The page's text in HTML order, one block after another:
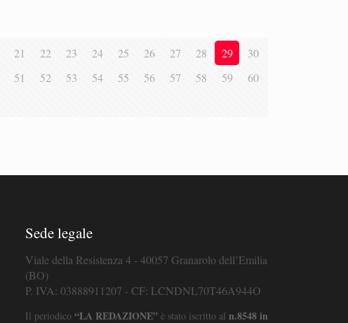
21 22 23 24 25 26 27 28 29
30
51 52 53 54 55 56 57 58 59
60
Sede legale
Viale della Resistenza 4 - 40057 Granarolo dell’Emilia
(BO)
P. IVA: 03888911207 - CF: LCNDNL70T46A944O
Il periodico “LA REDAZIONE”è stato iscritto al n.8548 in